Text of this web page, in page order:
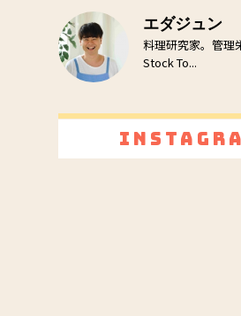
エダジュン
料理研究家。管理
Stock To...